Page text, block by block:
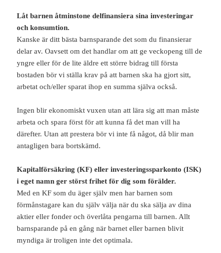
Låt barnen åtminstone delfinansiera sina investeringar
och konsumtion.
Kanske är ditt bästa barnsparande det som du finansierar
delar av. Oavsett om det handlar om att ge veckopeng till de
yngre eller för de lite äldre ett större bidrag till första
bostaden bör vi ställa krav på att barnen ska ha gjort sitt,
arbetat och/eller sparat ihop en summa själva också.
Ingen blir ekonomiskt vuxen utan att lära sig att man måste
arbeta och spara först för att kunna få det man vill ha
därefter. Utan att prestera bör vi inte få något, då blir man
antagligen bara bortskämd.
Kapitalförsäkring (KF) eller investeringssparkonto (ISK)
i eget namn ger störst frihet för dig som förälder.
Med en KF som du äger själv men har barnen som
förmånstagare kan du själv välja när du ska sälja av dina
aktier eller fonder och överlåta pengarna till barnen. Allt
barnsparande på en gång när barnet eller barnen blivit
myndiga är troligen inte det optimala.